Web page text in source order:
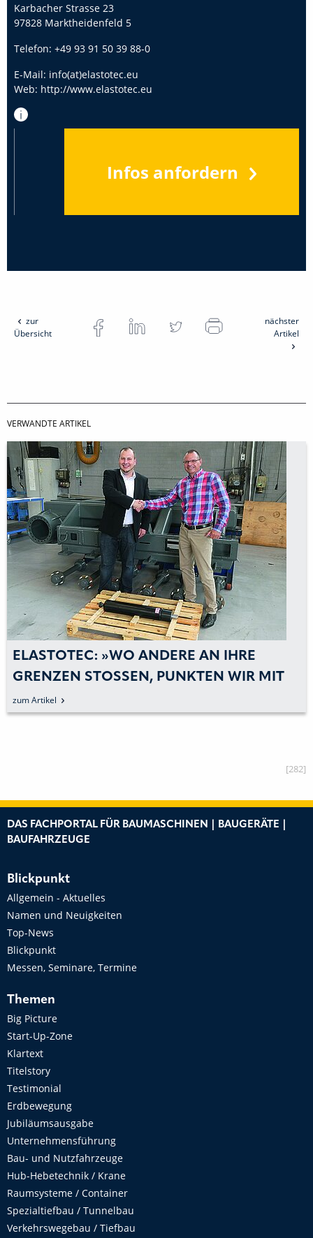
Karbacher Strasse 23
97828 Marktheidenfeld 5
Telefon: +49 93 91 50 39 88-0
E-Mail: info(at)elastotec.eu
Web: http://www.elastotec.eu
Infos anfordern
zur
Übersicht
nächster
Artikel
VERWANDTE ARTIKEL
»WO ANDERE AN IHRE
STOSSEN, PUNKTEN WIR MIT S
[282]
DAS FACHPORTAL FÜR BAUMASCHINEN | BAUGERÄTE |
BAUFAHRZEUGE
Blickpunkt
Allgemein - Aktuelles
Namen und Neuigkeiten
Top-News
Blickpunkt
Messen, Seminare, Termine
Themen
Big Picture
Start-Up-Zone
Klartext
Titelstory
Testimonial
Erdbewegung
Jubiläumsausgabe
Unternehmensführung
Bau- und Nutzfahrzeuge
Hub-Hebetechnik / Krane
Raumsysteme / Container
Spezialtiefbau / Tunnelbau
Verkehrswegebau / Tiefbau